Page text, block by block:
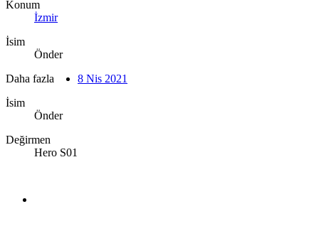
Konum
İzmir
İsim
Önder
Daha fazla
İsim
Önder
Değirmen
Hero S01
8 Nis 2021